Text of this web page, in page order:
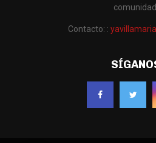
comunidad.
Contacto: :